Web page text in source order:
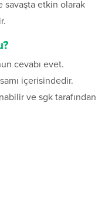
savaşta etkin olarak
cevabı evet.
içerisindedir.
ve sgk tarafından